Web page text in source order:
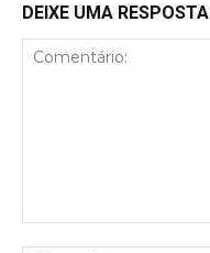
DEIXE UMA RESPOSTA